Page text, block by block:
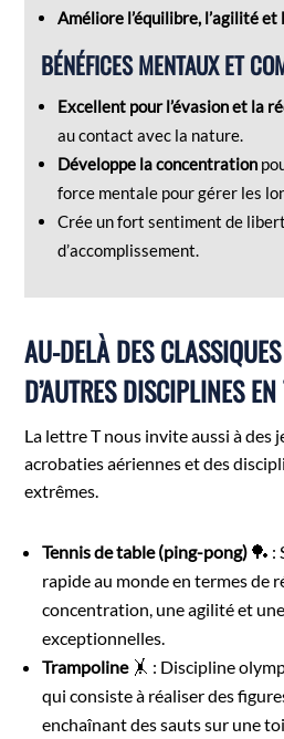
Améliore l’équilibre, l’agilité
BÉNÉFICES MENTAUX ET
Excellent pour l’évasion et la
au contact avec la nature.
Développe la concentration
force mentale pour gérer les
Crée un fort sentiment de
d’accomplissement.
AU-DELÀ DES
D’AUTRES DISCIPLINES
La lettre T nous invite aussi à des
acrobaties aériennes et des
extrêmes.
Tennis de table (ping-pong) 🏓 :
rapide au monde en termes de
concentration, une agilité et
exceptionnelles.
Trampoline🤸 : Discipline
qui consiste à réaliser des
enchaînant des sauts sur une